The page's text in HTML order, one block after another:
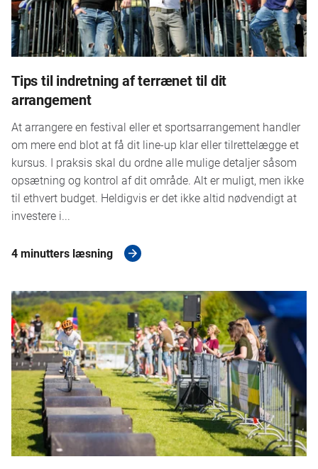
Tips til indretning af terrænet til dit
arrangement
At arrangere en festival eller et sportsarrangement handler
om mere end blot at få dit line-up klar eller tilrettelægge et
kursus. I praksis skal du ordne alle mulige detaljer såsom
opsætning og kontrol af dit område. Alt er muligt, men ikke
til ethvert budget. Heldigvis er det ikke altid nødvendigt at
investere i...
4 minutters læsning